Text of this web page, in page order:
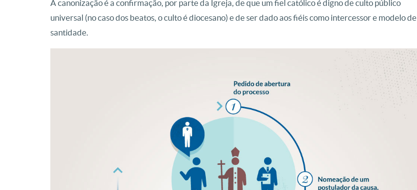
A canonização é a confirmação, por parte da Igreja, de que um fiel católico é digno de culto público
universal (no caso dos beatos, o culto é diocesano) e de ser dado aos fiéis como intercessor e modelo de
santidade.